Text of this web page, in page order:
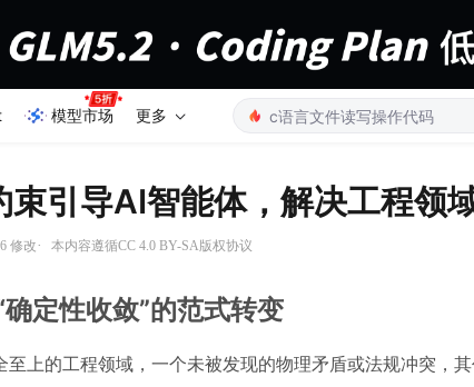
模型市场 更多
引导AI智能体，解决工程领
修改· 本内容遵循CC 4.0 BY-SA版权协议
定性收敛”的范式转变
上的工程领域，一个未被发现的物理矛盾或法规冲突，